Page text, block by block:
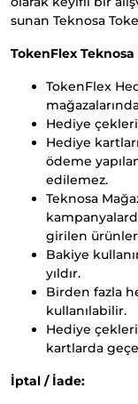
sunan Teknosa
TokenFlex
TokenFlex
Hediye
Hediye
ödeme
edilemez.
Teknosa
girilen
Bakiye
yıldır.
Birden fazla
kullanılabilir.
Hediye
kartlarda
İptal / İade: